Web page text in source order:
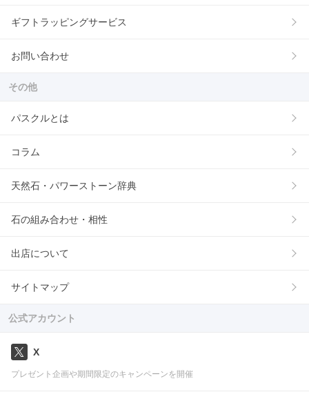
ギフトラッピングサービス
お問い合わせ
その他
パスクルとは
コラム
天然石・パワーストーン辞典
石の組み合わせ・相性
出店について
サイトマップ
公式アカウント
X
プレゼント企画や期間限定のキャンペーンを開催